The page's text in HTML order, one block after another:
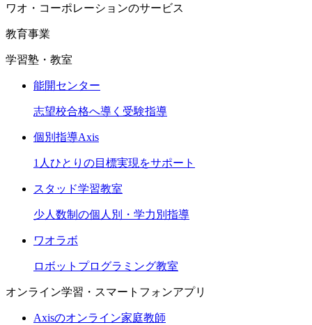
ワオ・コーポレーションのサービス
教育事業
学習塾・教室
能開センター
志望校合格へ導く受験指導
個別指導Axis
1人ひとりの目標実現をサポート
スタッド学習教室
少人数制の個人別・学力別指導
ワオラボ
ロボットプログラミング教室
オンライン学習・スマートフォンアプリ
Axisのオンライン家庭教師